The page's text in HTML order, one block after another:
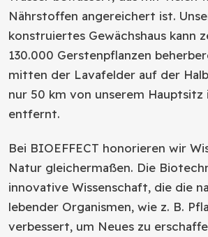
Nährstoffen angereichert ist.
konstruiertes Gewächshaus kann
130.000 Gerstenpflanzen
mitten der Lavafelder auf der
nur 50 km von unserem Hauptsitz
entfernt.
Bei BIOEFFECT honorieren wir
Natur gleichermaßen. Die
innovative Wissenschaft, die die
lebender Organismen, wie z. B.
verbessert, um Neues zu